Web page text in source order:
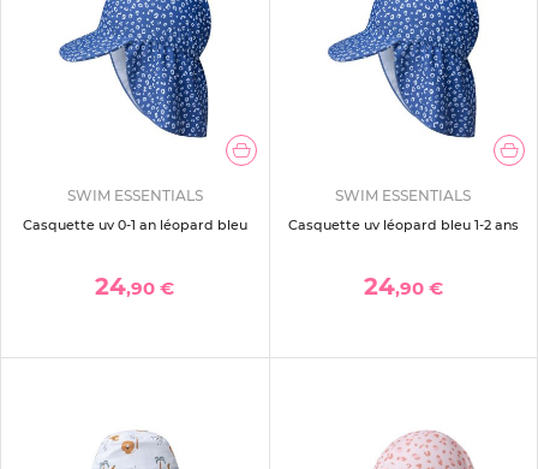
SWIM ESSENTIALS
Casquette uv 0-1 an léopard bleu
24,90 €
SWIM ESSENTIALS
Casquette uv léopard bleu 1-2 ans
24,90 €